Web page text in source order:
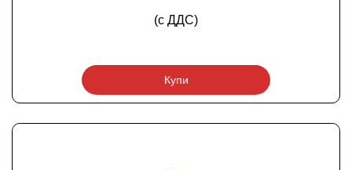
(с ДДС)
Купи